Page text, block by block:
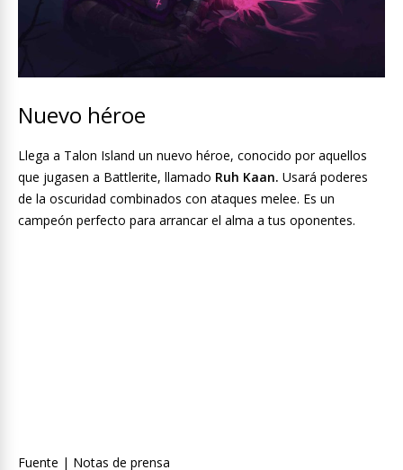
Nuevo héroe
Llega a Talon Island un nuevo héroe, conocido por aquellos
que jugasen a Battlerite, llamado Ruh Kaan. Usará poderes
de la oscuridad combinados con ataques melee. Es un
campeón perfecto para arrancar el alma a tus oponentes.
Fuente | Notas de prensa